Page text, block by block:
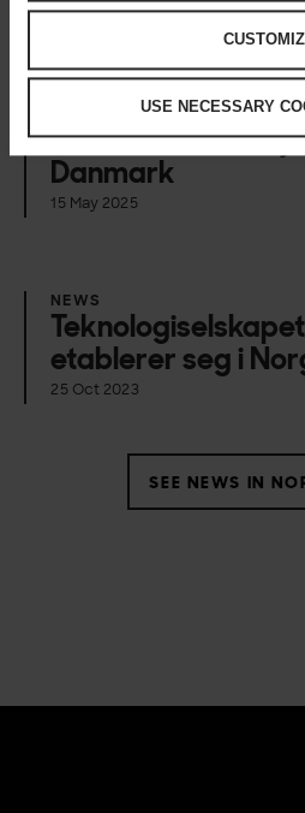
USE NECESSARY
Telenor velger
hovedpartner for
Danmark
15 May 2025
NEWS
etablerer seg i
25 Oct 2023
SEE NEWS IN